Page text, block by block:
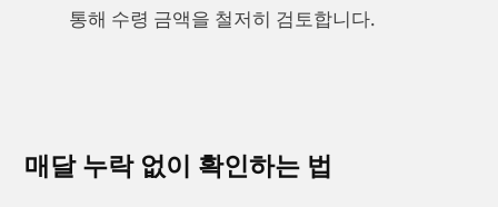
통해 수령 금액을 철저히 검토합니다.
매달 누락 없이 확인하는 법